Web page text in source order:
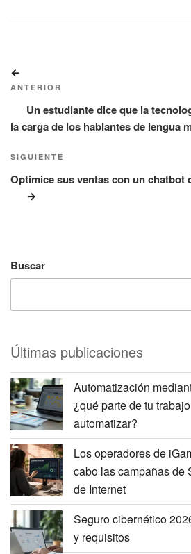
de
entradas
anterior:
ANTERIOR
Un estudiante dice que la
la carga de los hablantes de lengua
Siguiente
entrada
SIGUIENTE
Optimice sus ventas con un chatbot
Buscar
Últimas publicaciones
Automatización
¿qué parte de tu
automatizar?
Los operadores de
cabo las campañas de
de Internet
Seguro cibernético
y requisitos